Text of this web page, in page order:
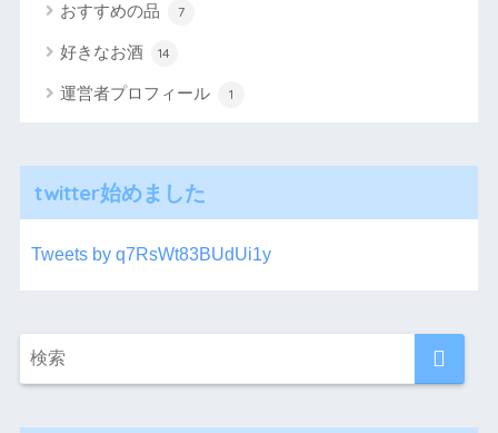
おすすめの品 7
好きなお酒 14
運営者プロフィール 1
twitter始めました
Tweets by q7RsWt83BUdUi1y